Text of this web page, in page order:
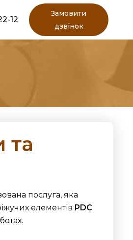
12
Замовити
дзвінок
та
послуга, яка
елементів PDC